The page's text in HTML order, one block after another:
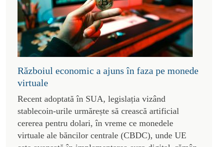
Războiul economic a ajuns în faza pe monede
virtuale
Recent adoptată în SUA, legislația vizând
stablecoin-urile urmărește să crească artificial
cererea pentru dolari, în vreme ce monedele
virtuale ale băncilor centrale (CBDC), unde UE